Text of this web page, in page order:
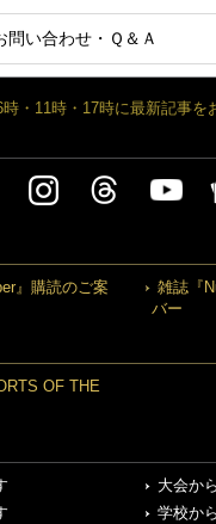
問い合わせ・Ｑ＆Ａ
時・11時・17時に最新記事を
』購読のご案
雑誌『
バー
OF THE
大会か
学校か